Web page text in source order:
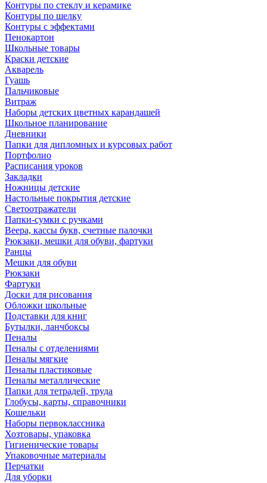
Контуры по стеклу и керамике
Контуры по шелку
Контуры с эффектами
Пенокартон
Школьные товары
Краски детские
Акварель
Гуашь
Пальчиковые
Витраж
Наборы детских цветных карандашей
Школьное планирование
Дневники
Папки для дипломных и курсовых работ
Портфолио
Расписания уроков
Закладки
Ножницы детские
Настольные покрытия детские
Светоотражатели
Папки-сумки с ручками
Веера, кассы букв, счетные палочки
Рюкзаки, мешки для обуви, фартуки
Ранцы
Мешки для обуви
Рюкзаки
Фартуки
Доски для рисования
Обложки школьные
Подставки для книг
Бутылки, ланчбоксы
Пеналы
Пеналы с отделениями
Пеналы мягкие
Пеналы пластиковые
Пеналы металлические
Папки для тетрадей, труда
Глобусы, карты, справочники
Кошельки
Наборы первоклассника
Хозтовары, упаковка
Гигиенические товары
Упаковочные материалы
Перчатки
Для уборки